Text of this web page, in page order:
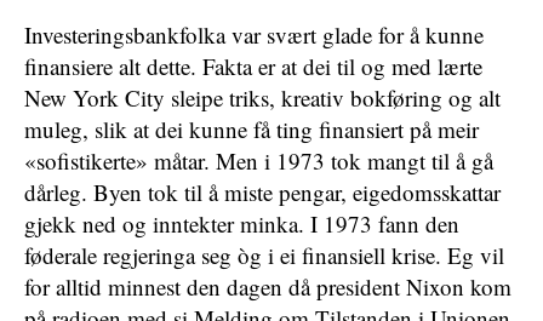
Investeringsbankfolka var svært glade for å kunne
finansiere alt dette. Fakta er at dei til og med lærte
New York City sleipe triks, kreativ bokføring og alt
muleg, slik at dei kunne få ting finansiert på meir
«sofistikerte» måtar. Men i 1973 tok mangt til å gå
dårleg. Byen tok til å miste pengar, eigedomsskattar
gjekk ned og inntekter minka. I 1973 fann den
føderale regjeringa seg òg i ei finansiell krise. Eg vil
for alltid minnest den dagen då president Nixon kom